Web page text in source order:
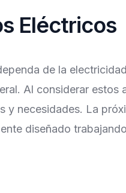
Eléctricos
de la
Al considerar estos
y necesidades. La
diseñado